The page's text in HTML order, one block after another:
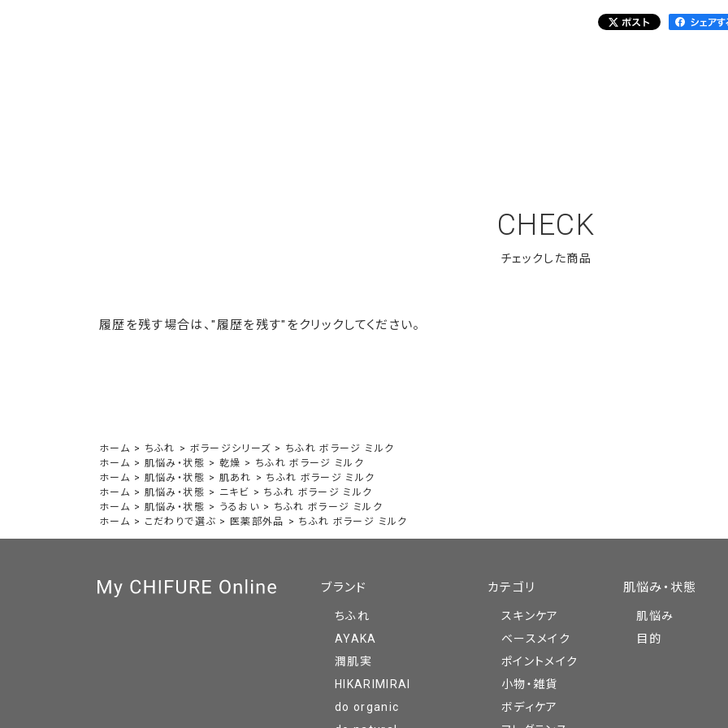
ホーム > ちふれ > ボラージシリーズ > ちふれ ボラージ ミルク
ホーム > 肌悩み・状態 > 乾燥 > ちふれ ボラージ ミルク
ホーム > 肌悩み・状態 > 肌あれ > ちふれ ボラージ ミルク
ホーム > 肌悩み・状態 > ニキビ > ちふれ ボラージ ミルク
ホーム > 肌悩み・状態 > うるおい > ちふれ ボラージ ミルク
ホーム > こだわりで選ぶ > 医薬部外品 > ちふれ ボラージ ミルク
CHECK
履歴を残す場合は、"履歴を残す"をクリックしてください。
ブランド
ちふれ
AYAKA
潤肌実
HIKARIMIRAI
do organic
カテゴリ
スキンケア
ベースメイク
ポイントメイク
小物・雑貨
ボディケア
肌悩み・状態
肌悩み
目的